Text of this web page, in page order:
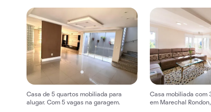
Casa de 5 quartos mobiliada para
alugar. Com 5 vagas na garagem.
Casa mobiliada com
em Marechal